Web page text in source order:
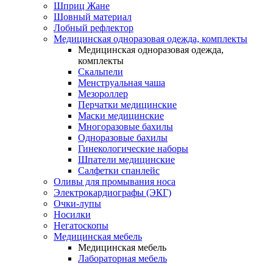
Шприц Жане
Шовный материал
Лобный рефлектор
Медицинская одноразовая одежда, комплекты
Медицинская одноразовая одежда,
комплекты
Скальпели
Менструальная чаша
Мезороллер
Перчатки медицинские
Маски медицинские
Многоразовые бахилы
Одноразовые бахилы
Гинекологические наборы
Шпатели медицинские
Салфетки спанлейс
Оливы для промывания носа
Электрокардиографы (ЭКГ)
Очки-лупы
Носилки
Негатоскопы
Медицинская мебель
Медицинская мебель
Лабораторная мебель